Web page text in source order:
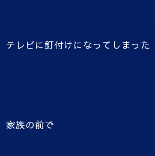
テレビに釘付けになってしまった
家族の前で